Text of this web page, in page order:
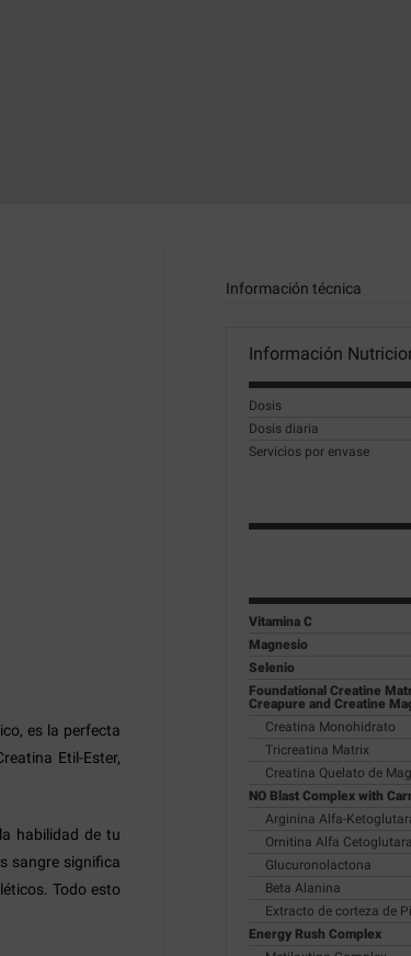
es la perfecta
Etil-Ester,
habilidad de tu
sangre significa
Todo esto
Información técnica
Información
Dosis
Dosis diaria
Servicios por envase
Vitamina C
Magnesio
Selenio
Foundational Creatine
Creapure and Creatine
Creatina Monohidrato
Tricreatina Matrix
Creatina Quelato de
NO Blast Complex with
Arginina Alfa-
Ornitina Alfa
Glucuronolactona
Beta Alanina
Extracto de corteza de
Energy Rush Complex